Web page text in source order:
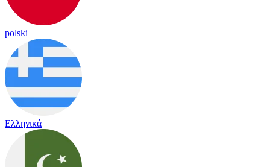
polski
Ελληνικά